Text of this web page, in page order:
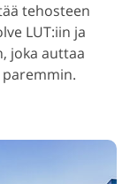
tehosteen
LUT:iin ja
joka auttaa